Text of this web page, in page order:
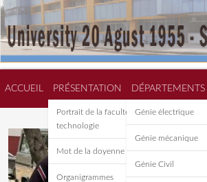
ACCUEIL PRÉSENTATION
Portrait de la faculté de
technologie
Mot de la doyenne
Organigrammes
DÉPARTEMENTS
Génie électrique
Génie mécanique
Génie Civil